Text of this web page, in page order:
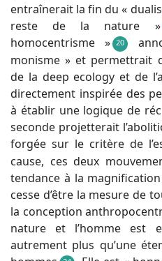
entraînerait la fin du «
reste de la nature »
homocentrisme » 20
monisme » et permettrait
de la deep ecology et de
directement inspirée des
à établir une logique de
seconde projetterait
forgée sur le critère de
cause, ces deux
tendance à la
cesse d’être la mesure de
la conception
nature et l’homme est
autrement plus qu’une